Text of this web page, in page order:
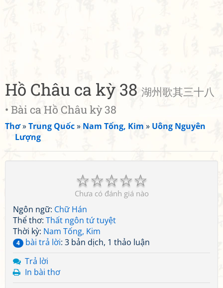
Hồ Châu ca kỳ 38 湖州歌其三十八
• Bài ca Hồ Châu kỳ 38
Thơ»Trung Quốc» Nam Tống, Kim » Uông Nguyên
Lượng
☆
☆
☆
☆
☆
Chưa có đánh giá nào
Ngôn ngữ: Chữ Hán
Thể thơ: Thất ngôn tứ tuyệt
Thời kỳ: Nam Tống, Kim
4 bài trả lời: 3 bản dịch, 1 thảo luận
Trả lời
In bài thơ